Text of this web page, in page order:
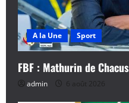
A la Une Sport
FBF : Mathurin de
admin 6 août 2026